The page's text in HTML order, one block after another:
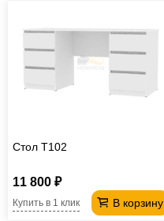
Стол T102
11 800 ₽
В корзину
Купить в 1 клик